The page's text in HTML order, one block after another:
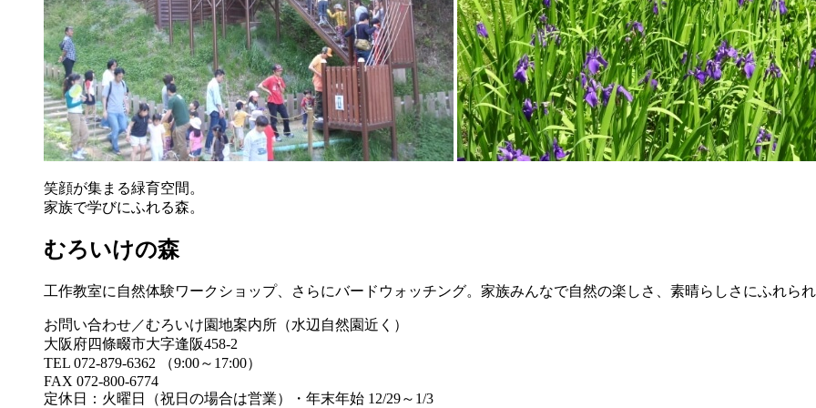
笑顔が集まる緑育空間。
家族で学びにふれる森。
むろいけの森
工作教室に自然体験ワークショップ、さらにバードウォッチング。家族みんなで自然の楽しさ、素晴らしさにふれら
お問い合わせ／むろいけ園地案内所（水辺自然園近く）
大阪府四條畷市大字逢阪458-2
TEL 072-879-6362 （9:00～17:00）
FAX 072-800-6774
定休日：火曜日（祝日の場合は営業）・年末年始 12/29～1/3